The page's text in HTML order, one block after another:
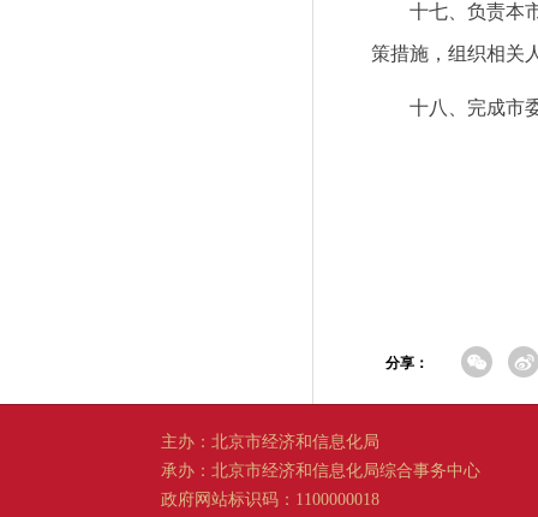
十七、负责本
策措施，组织相关
十八、完成市
分享：
主办：北京市经济和信息化局
承办：北京市经济和信息化局综合事务中心
政府网站标识码：1100000018